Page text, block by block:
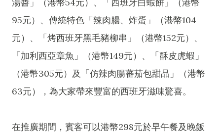
95元）、傳統特色「辣肉腸、炸蛋」（港幣104
元）、「烤西班牙黑毛豬柳串」（港幣152元）、
「加利西亞章魚」（港幣149元）、「酥皮虎蝦」
（港幣305元）及「仿辣肉腸蕃茄包甜品」（港幣
63元），為大家帶來豐富的西班牙滋味驚喜。
在推廣期間，賓客可以港幣298元於早午餐及晚飯